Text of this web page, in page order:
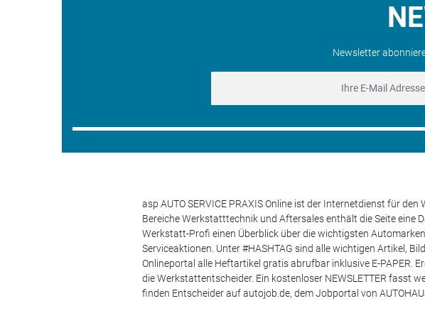
Newsletter
asp AUTO SERVICE PRAXIS Online ist der Internetdienst für
Bereiche Werkstatttechnik und Aftersales enthält die Seite eine
Werkstatt-Profi einen Überblick über die wichtigsten
Serviceaktionen. Unter #HASHTAG sind alle wichtigen Artikel,
Onlineportal alle Heftartikel gratis abrufbar inklusive E-PAPER.
die Werkstattentscheider. Ein kostenloser NEWSLETTER fasst
finden Entscheider auf autojob.de, dem Jobportal von